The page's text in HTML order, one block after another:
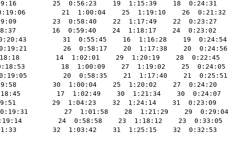
0:19:16         25  0:56:23    19
0:19:06         21  1:00:04    25  1:19:10    26
0:19:09         23  0:58:40    22
0:18:37         16  0:59:40    24
0:20:43         31  0:55:45    16  1:16:28    19
26  0:58:17    20  1:17:38    20  0:24:56
0:18:18         14  1:02:01    29
0:18:53         18  1:00:09    27  1:19:02    25
20  0:58:35    21  1:17:40    21
0:19:58         30  1:00:04    25
0:18:45         17  1:02:49    30  1:21:34
0:19:51         29  1:04:23    32
27  1:01:58    28  1:21:29    29
0:19:14         24  0:58:58    23  1:18:12
0:21:33         32  1:03:42    31
16  横山